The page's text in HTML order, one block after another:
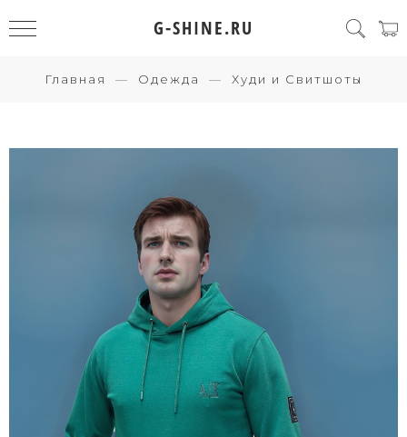
G-SHINE.RU
Главная Одежда Худи и Свитшоты